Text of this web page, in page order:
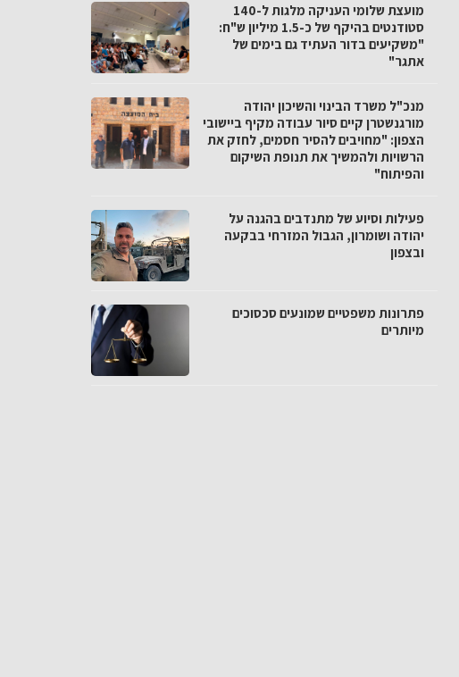
מועצת שלומי העניקה מלגות ל-140
סטודנטים בהיקף של כ-1.5 מיליון ש"ח:
"משקיעים בדור העתיד גם בימים של
אתגר"
מנכ"ל משרד הבינוי והשיכון יהודה
מורגנשטרן קיים סיור עבודה מקיף ביישובי
הצפון: "מחויבים להסיר חסמים, לחזק את
הרשויות ולהמשיך את תנופת השיקום
והפיתוח"
פעילות וסיוע של מתנדבים בהגנה על
יהודה ושומרון, הגבול המזרחי בבקעה
ובצפון
פתרונות משפטיים שמונעים סכסוכים
מיותרים